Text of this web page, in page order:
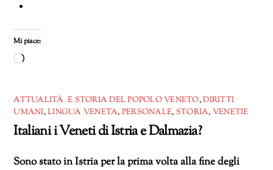
Mi piace:
Caricamento
corso…
ATTUALITÀ E STORIA DEL POPOLO VENETO,DIRITTI
UMANI,LINGUA VENETA, PERSONALE, STORIA, VENETIE
Italiani i Veneti di Istria e Dalmazia?
Sono stato in Istria per la prima volta alla fine degli